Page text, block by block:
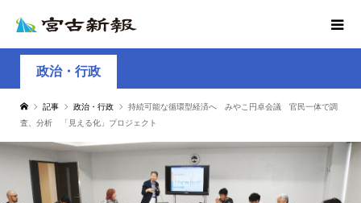
政治・行政
記事 政治・行政
持続可能な循環型経済へ みやこ円卓会議 官民一体で調
査、分析 「見える化」プロジェクト